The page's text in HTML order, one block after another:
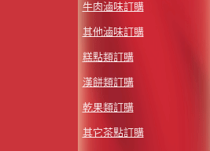
牛肉滷味訂購
其他滷味訂購
糕點類訂購
漢餅類訂購
乾果類訂購
其它茶點訂購